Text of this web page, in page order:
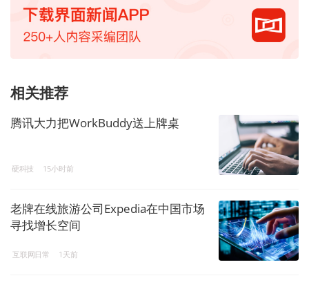
相关推荐
腾讯大力把WorkBuddy送上牌桌
硬科技 15小时前
老牌在线旅游公司Expedia在中国市场
寻找增长空间
互联网日常 1天前